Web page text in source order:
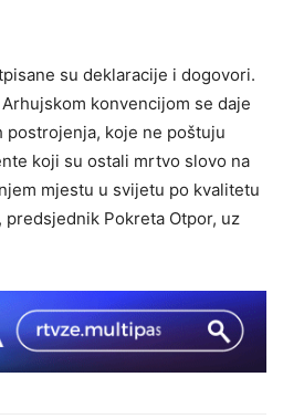
su deklaracije i dogovori.
konvencijom se daje
postrojenja, koje ne poštuju
koji su ostali mrtvo slovo na
mjestu u svijetu po kvalitetu
Pokreta Otpor, uz